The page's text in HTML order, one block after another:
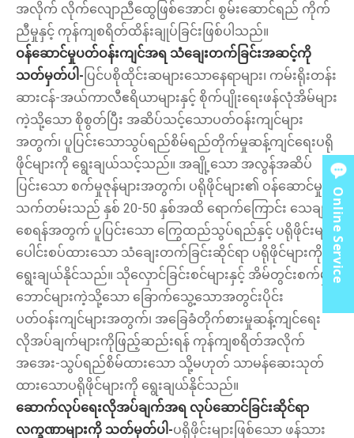
အလိုက် လိုက်လျောညီထွေဖြစ်အောင်၊ စွမ်းဆောင်ရည် ကိုက်
ညီမှုနှင့် ကုန်ကျစရိတ်ထိန်းချုပ်ခြင်းဖြစ်ပါသည်။
ဝန်ဆောင်မှုပတ်ဝန်းကျင်အရ သံချေးတက်ခြင်းအဆင့်ကို
သတ်မှတ်ပါ- ပြင်ပစိုထိုင်းဆများသောနေရာများ၊ ကမ်းရိုးတန်း
ဆားငန်-အယ်ကာလီဧရိယာများနှင့် စိုက်ပျိုးရေးဖန်လုံအိမ်များ
ကဲ့သို့သော စိုစွတ်ပြီး အဆိပ်သင့်သောပတ်ဝန်းကျင်များ
အတွက်၊ ပူပြင်းသောသွပ်ရည်စိမ်ရည်တိုက်မှုဆန့်ကျင်ရေးပရို
ဖိုင်များကို ရွေးချယ်သင့်သည်။ အချို့သော အလွန်အဆိပ်
ပြင်းသော စက်မှုဇုန်များအတွက်၊ ပရိုဖိုင်များ၏ ဝန်ဆောင်မှု
သက်တမ်းသည် နှစ် 20-50 နှစ်အထိ ရောက်ကြောင်း သေချာ
စေရန်အတွက် ပူပြင်းသော ကြွေထည်သွပ်ရည်နှင့် ပရိုဖိုင်းများ
ပေါင်းစပ်ထားသော သံချေးတက်ခြင်းဆိုင်ရာ ပရိုဖိုင်များကို
ရွေးချယ်နိုင်သည်။ သိုလှောင်ခြင်းစင်များနှင့် အိမ်တွင်းစက်မှု
ဘောင်များကဲ့သို့သော ခြောက်သွေ့သောအတွင်းပိုင်း
ပတ်ဝန်းကျင်များအတွက်၊ အခြေခံတိုက်စားမှုဆန့်ကျင်ရေး
လိုအပ်ချက်များကိုဖြည့်ဆည်းရန် ကုန်ကျစရိတ်အလိုက်
အအေး-သွပ်ရည်စိမ်ထားသော သို့မဟုတ် သာမန်ဆေးသုတ်
ထားသောပရိုဖိုင်များကို ရွေးချယ်နိုင်သည်။
ဆောက်လုပ်ရေးလိုအပ်ချက်အရ လုပ်ဆောင်ခြင်းဆိုင်ရာ
လက္ခဏာများကို သတ်မှတ်ပါ-ပရိုဖိုင်းများဖြစ်သော ဖန်သား
Online Service